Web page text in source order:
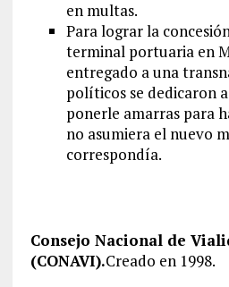
en multas.
Para lograr la
terminal portuaria en
entregado a una
políticos se dedicaron
ponerle amarras para
no asumiera el nuevo
correspondía.
Consejo Nacional de
(CONAVI).Creado en 1998.